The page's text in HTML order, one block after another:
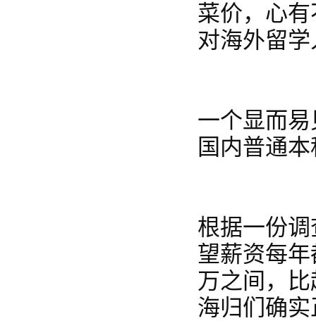
菜价，心
对海外留
一个显而
国内普通
根据一份
望薪资每
万之间，
海归们确